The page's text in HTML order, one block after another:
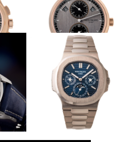
ー・カ
ワールドタイム Ref.5231
ノグ
得意の機構にレギュレーターを
PATEK PHILIPPE
レギュレーター・年次カレンダ
ー Ref.5235
レトロ
メゾン最薄永久カレンダー
PATEK PHILIPPE
ノーチラス 永久カレンダー
Ref.5740/1